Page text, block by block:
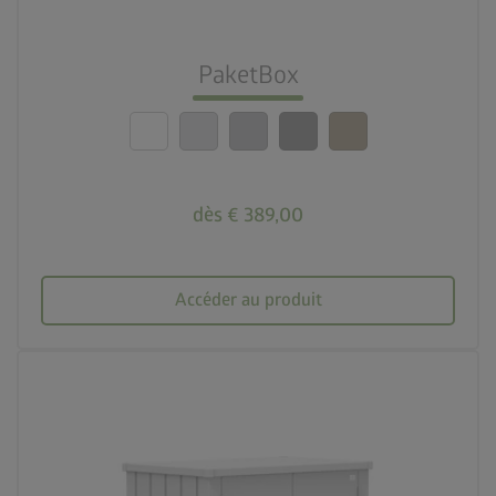
PaketBox
dès € 389,00
Accéder au produit
calendar_month
20 ans de garantie